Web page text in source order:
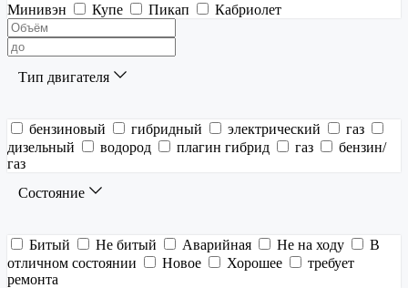
Минивэн
Купе Пикап Кабриолет
Тип двигателя
бензиновый гибридный электрический
газ
дизельный
водород плагин гибрид газ
бензин/
газ
Состояние
Битый Не битый Аварийная Не на ходу
В
отличном состоянии
Новое Хорошее
требует
ремонта